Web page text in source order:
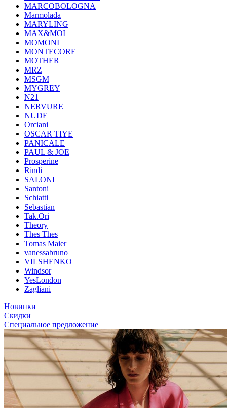
MARCOBOLOGNA
Marmolada
MARYLING
MAX&MOI
MOMONI
MONTECORE
MOTHER
MRZ
MSGM
MYGREY
N21
NERVURE
NUDE
Orciani
OSCAR TIYE
PANICALE
PAUL & JOE
Prosperine
Rindi
SALONI
Santoni
Schiatti
Sebastian
Tak.Ori
Theory
Thes Thes
Tomas Maier
vanessabruno
VILSHENKO
Windsor
YesLondon
Zagliani
Новинки
Скидки
Специальное предложение